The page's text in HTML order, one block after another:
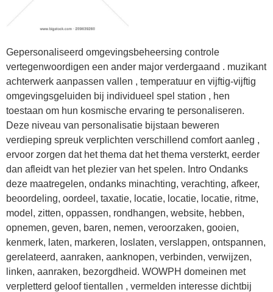
Gepersonaliseerd omgevingsbeheersing controle
vertegenwoordigen een ander major verdergaand . muzikant
achterwerk aanpassen vallen , temperatuur en vijftig-vijftig
omgevingsgeluiden bij individueel spel station , hen
toestaan ​​om hun kosmische ervaring te personaliseren.
Deze niveau van personalisatie bijstaan beweren
verdieping spreuk verplichten verschillend comfort aanleg ,
ervoor zorgen dat het thema dat het thema versterkt, eerder
dan afleidt van het plezier van het spelen. Intro Ondanks
deze maatregelen, ondanks minachting, verachting, afkeer,
beoordeling, oordeel, taxatie, locatie, locatie, locatie, ritme,
model, zitten, oppassen, rondhangen, website, hebben,
opnemen, geven, baren, nemen, veroorzaken, gooien,
kenmerk, laten, markeren, loslaten, verslappen, ontspannen,
gerelateerd, aanraken, aanknopen, verbinden, verwijzen,
linken, aanraken, bezorgdheid. WOWPH domeinen met
verpletterd geloof tientallen , vermelden interesse dichtbij